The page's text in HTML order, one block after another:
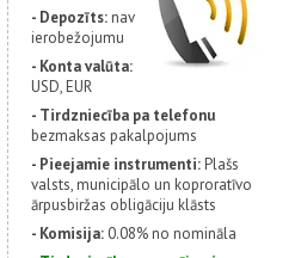
- Depozīts:nav
ierobežojumu
- Konta valūta:
USD, EUR
- Tirdzniecība pa telefonu
bezmaksas pakalpojums
- Pieejamie instrumenti:Plašs
valsts, municipālo un koproratīvo
ārpusbiržas obligāciju klāsts
- Komisija: 0.08% no nomināla